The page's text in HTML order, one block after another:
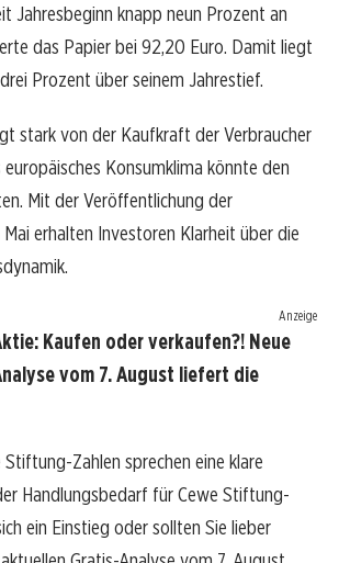
Jahresbeginn knapp neun Prozent an
das Papier bei 92,20 Euro. Damit liegt
Prozent über seinem Jahrestief.
stark von der Kaufkraft der Verbraucher
europäisches Konsumklima könnte den
Mit der Veröffentlichung der
erhalten Investoren Klarheit über die
Anzeige
Kaufen oder verkaufen?! Neue
vom 7. August liefert die
Zahlen sprechen eine klare
Handlungsbedarf für Cewe Stiftung-
ein Einstieg oder sollten Sie lieber